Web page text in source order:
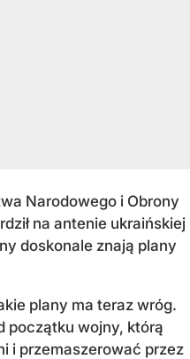
Narodowego i Obrony
na antenie ukraińskiej
doskonale znają plany
plany ma teraz wróg.
początku wojny, którą
i przemaszerować przez